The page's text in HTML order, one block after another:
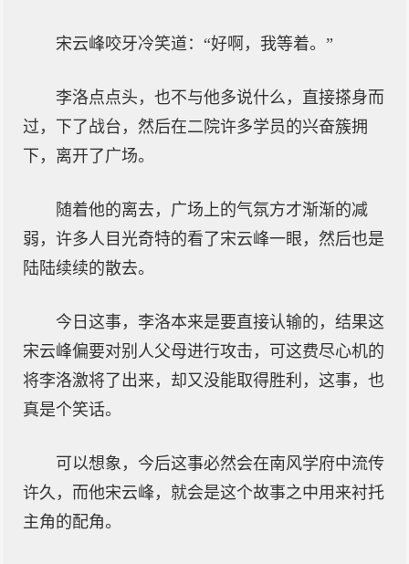
宋云峰咬牙冷笑道：“好啊，我等着。”
李洛点点头，也不与他多说什么，直接搽身而
过，下了战台，然后在二院许多学员的兴奋簇拥
下，离开了广场。
随着他的离去，广场上的气氛方才渐渐的减
弱，许多人目光奇特的看了宋云峰一眼，然后也是
陆陆续续的散去。
今日这事，李洛本来是要直接认输的，结果这
宋云峰偏要对别人父母进行攻击，可这费尽心机的
将李洛激将了出来，却又没能取得胜利，这事，也
真是个笑话。
可以想象，今后这事必然会在南风学府中流传
许久，而他宋云峰，就会是这个故事之中用来衬托
主角的配角。